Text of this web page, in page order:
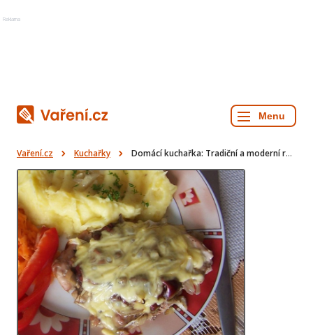
Reklama
Vaření.cz Kuchařky Domácí kuchařka: Tradiční a moderní recepty